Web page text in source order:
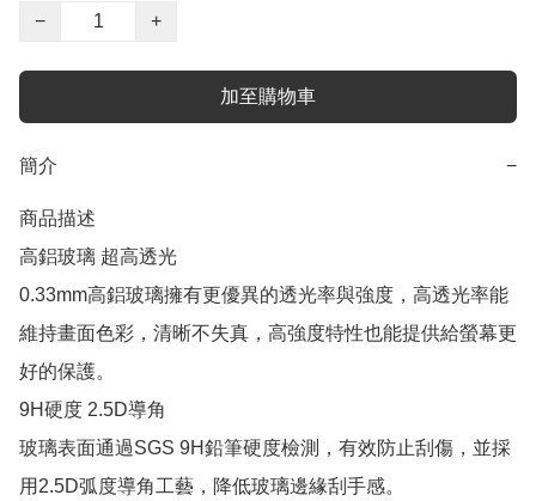
−
+
加至購物車
簡介 −
商品描述
高鋁玻璃 超高透光
0.33mm高鋁玻璃擁有更優異的透光率與強度，高透光率能
維持畫面色彩，清晰不失真，高強度特性也能提供給螢幕更
好的保護。
9H硬度 2.5D導角
玻璃表面通過SGS 9H鉛筆硬度檢測，有效防止刮傷，並採
用2.5D弧度導角工藝，降低玻璃邊緣刮手感。